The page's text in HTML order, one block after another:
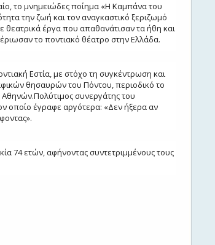
το μνημειώδες ποίημα «Η Καμπάνα του
την ζωή και τον αναγκαστικό ξεριζωμό
έργα που απαθανάτισαν τα ήθη και
το ποντιακό θέατρο στην Ελλάδα.
Εστία, με στόχο τη συγκέντρωση και
θησαυρών του Πόντου, περιοδικό το
Αθηνών.Πολύτιμος συνεργάτης του
οποίο έγραφε αργότερα: «Δεν ήξερα αν
74 ετών, αφήνοντας συντετριμμένους τους